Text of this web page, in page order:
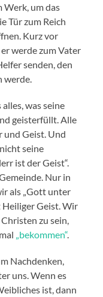
Werk, um das
Tür zum Reich
Kurz vor
werde zum Vater
senden, den
werde.
was seine
geisterfüllt. Alle
und Geist. Und
seine
ist der Geist“.
Nur in
als „Gott unter
Heiliger Geist. Wir
zu sein,
„bekommen“.
Nachdenken,
uns. Wenn es
ist, dann